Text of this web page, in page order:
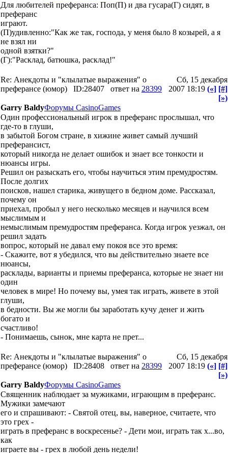
Для любителей преферанса: Поп(П) и два гусара(Г) сидят, в
преферанс
играют.
(П)удивленно:"Как же так, господа, у меня было 8 козырей, а я
не взял ни
одной взятки?"
(Г):"Расклад, батюшка, расклад!"
Re: Анекдоты и "клылатые выражения" о
преферансе (юмор)
ID:28407 ответ на 28399
Сб, 15 декабря
2007 18:19 («] [#]
[»)
Garry BaldyФорумы CasinoGames
Один профессиональный игрок в преферанс прослышал, что
где-то в глуши,
в забытой Богом стране, в хижине живет самый лучший
преферансист,
который никогда не делает ошибок и знает все тонкости и
нюансы игры.
Решил он разыскать его, чтобы научиться этим премудростям.
После долгих
поисков, нашел старика, живущего в бедном доме. Рассказал,
почему он
приехал, пробыл у него несколько месяцев и научился всем
мыслимым и
немыслимым премудростям преферанса. Когда игрок уезжал, он
решил задать
вопрос, который не давал ему покоя все это время:
- Скажите, вот я убедился, что вы действительно знаете все
нюансы,
расклады, варианты и приемы преферанса, которые не знает ни
один
человек в мире! Но почему вы, умея так играть, живете в этой
глуши,
в бедности. Вы же могли бы заработать кучу денег и жить
богато и
счастливо!
- Понимаешь, сынок, мне карта не прет...
Re: Анекдоты и "клылатые выражения" о
преферансе (юмор)
ID:28408 ответ на 28399
Сб, 15 декабря
2007 18:19 («] [#]
[»)
Garry BaldyФорумы CasinoGames
Священник наблюдает за мужиками, играющим в преферанс.
Мужики замечают
его и спрашивают: - Святой отец, вы, наверное, считаете, что
это грех -
играть в преферанс в воскресенье? - Дети мои, играть так х...во,
как
играете вы - грех в любой день недели!